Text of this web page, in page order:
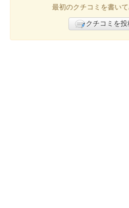
最初のクチコミを書い
クチコミを投